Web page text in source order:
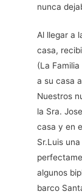
nunca
Al llegar a
casa,
(La
a su casa
Nuestros
la Sra.
casa y en
Sr.Luis
algunos
barco